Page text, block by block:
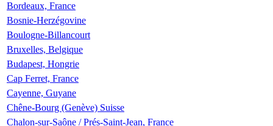
Bordeaux, France
Bosnie-Herzégovine
Boulogne-Billancourt
Bruxelles, Belgique
Budapest, Hongrie
Cap Ferret, France
Cayenne, Guyane
Chêne-Bourg (Genève) Suisse
Chalon-sur-Saône / Prés-Saint-Jean, France